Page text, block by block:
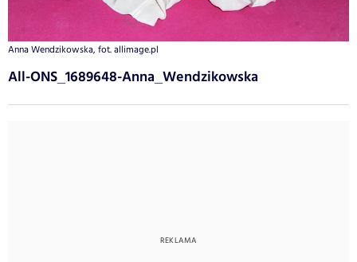
Anna Wendzikowska, fot. allimage.pl
All-ONS_1689648-Anna_Wendzikowska